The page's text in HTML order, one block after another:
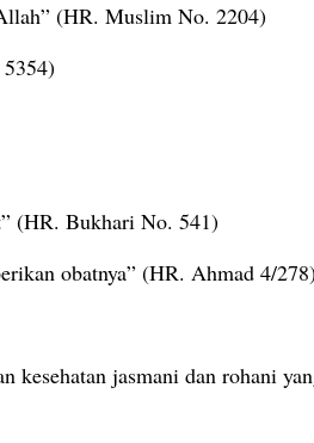
(HR. Muslim No. 2204)
(HR. Bukhari No. 541)
obatnya” (HR. Ahmad 4/
kesehatan jasmani dan rohani